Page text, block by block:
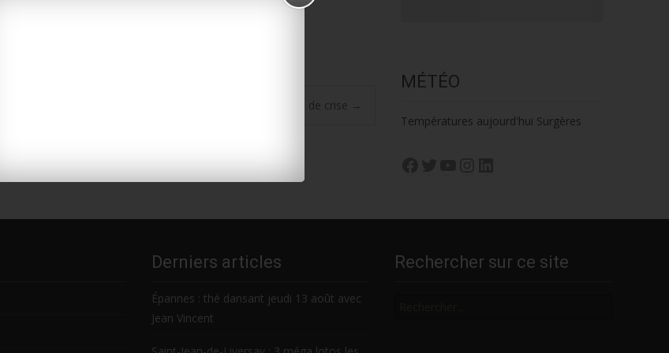
L’ouverture demain à Surgères du Salon de l’élevage sur fond de crise →
MÉTÉO
Températures aujourd'hui Surgères
Derniers articles
Épannes : thé dansant jeudi 13 août avec
Jean Vincent
Rechercher sur ce site